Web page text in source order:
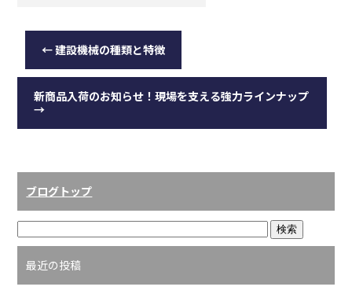
←建設機械の種類と特徴
新商品入荷のお知らせ！現場を支える強力ラインナップ
→
ブログトップ
最近の投稿